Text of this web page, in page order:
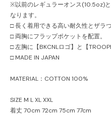
※以前のレギュラーオンス(10.5oz)
なります。
□ 長く着用できる高い耐久性とザラ
□ 両胸にフラップポケットを配置。
□ 左胸に【BKCNLロゴ】と【
□ MADE IN JAPAN
MATERIAL：COTTON 100%
SIZE M L XL XXL
着丈 70cm 72cm 75cm 77cm